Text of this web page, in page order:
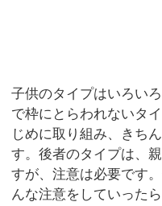
子供のタイプはいろい
で枠にとらわれないタ
じめに取り組み、きち
す。後者のタイプは、
すが、注意は必要です
んな注意をしていった